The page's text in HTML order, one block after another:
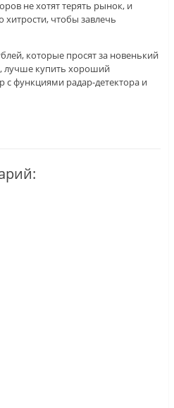
не хотят терять рынок, и
хитрости, чтобы завлечь
которые просят за новенький
лучше купить хороший
с функциями радар-детектора и